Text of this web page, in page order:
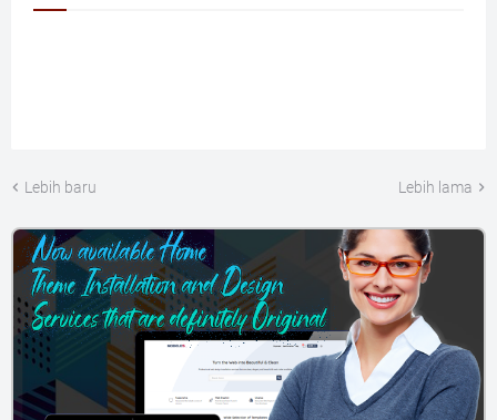
Lebih baru Lebih lama